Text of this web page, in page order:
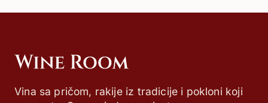
Vina sa pričom, rakije iz tradicije i pokloni koji